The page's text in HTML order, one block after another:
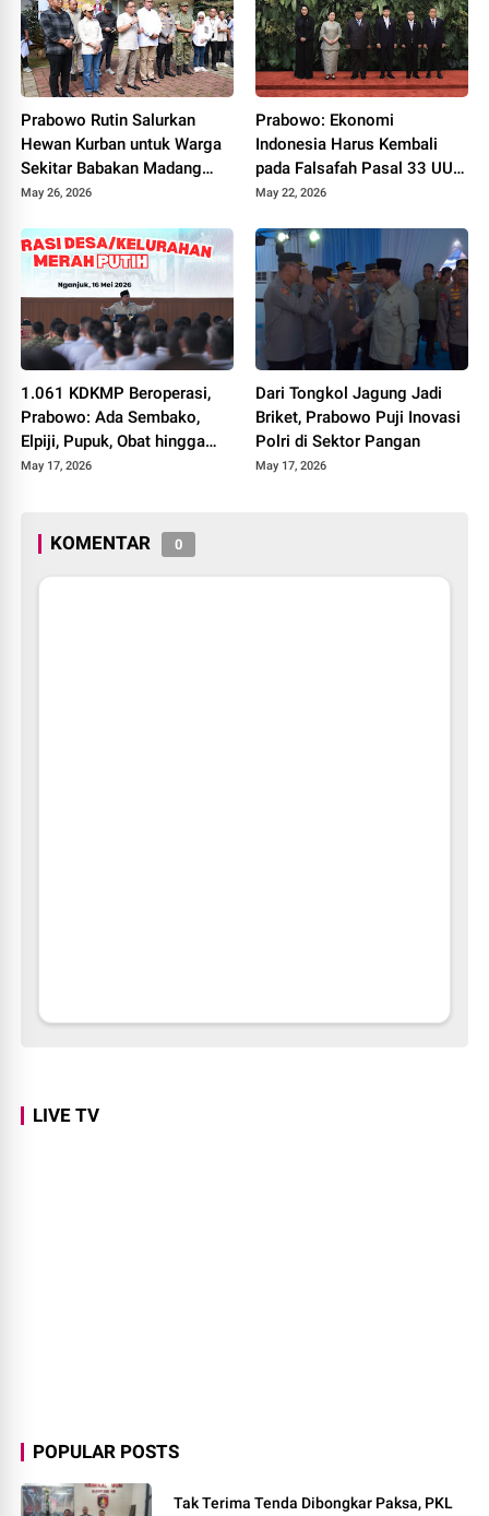
Prabowo Rutin Salurkan
Hewan Kurban untuk Warga
Sekitar Babakan Madang
Hambalang
May 26, 2026
Prabowo: Ekonomi
Indonesia Harus Kembali
pada Falsafah Pasal 33 UUD
1945
May 22, 2026
1.061 KDKMP Beroperasi,
Prabowo: Ada Sembako,
Elpiji, Pupuk, Obat hingga
Kredit Murah
May 17, 2026
Dari Tongkol Jagung Jadi
Briket, Prabowo Puji Inovasi
Polri di Sektor Pangan
May 17, 2026
KOMENTAR 0
LIVE TV
POPULAR POSTS
Tak Terima Tenda Dibongkar Paksa, PKL